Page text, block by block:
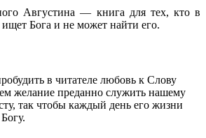
Августина — книга для тех, кто в
Бога и не может найти его.
в читателе любовь к Слову
желание преданно служить нашему
так чтобы каждый день его жизни